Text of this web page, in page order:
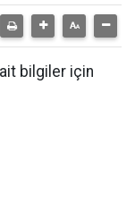
bilgiler için